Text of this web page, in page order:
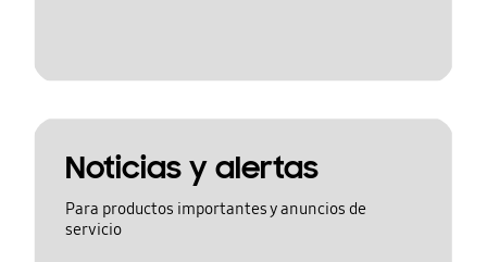
Noticias y alertas
Para productos importantes y anuncios de
servicio